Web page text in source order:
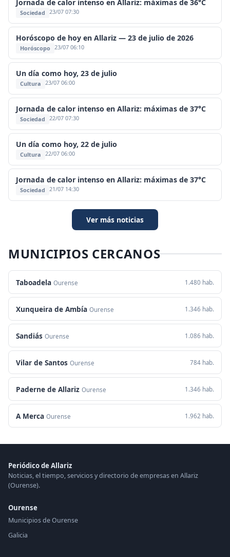
Jornada de calor intenso en Allariz: máximas de 36°C
Sociedad 23/07 07:30
Horóscopo de hoy en Allariz — 23 de julio de 2026
Horóscopo 23/07 06:10
Un día como hoy, 23 de julio
Cultura 23/07 06:00
Jornada de calor intenso en Allariz: máximas de 37°C
Sociedad 22/07 07:30
Un día como hoy, 22 de julio
Cultura 22/07 06:00
Jornada de calor intenso en Allariz: máximas de 37°C
Sociedad 21/07 14:30
Ver más noticias
MUNICIPIOS CERCANOS
Taboadela Ourense 1.480 hab.
Xunqueira de Ambía Ourense 1.346 hab.
Sandiás Ourense 1.086 hab.
Vilar de Santos Ourense 784 hab.
Paderne de Allariz Ourense 1.346 hab.
A Merca Ourense 1.962 hab.
Periódico de Allariz
Noticias, el tiempo, servicios y directorio de empresas en Allariz
(Ourense).
Ourense
Municipios de Ourense
Galicia